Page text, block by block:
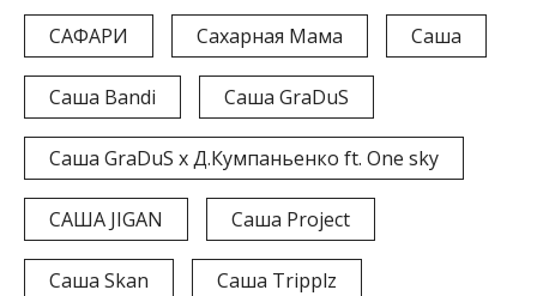
САФАРИ Сахарная Мама Саша
Саша Bandi Саша GraDuS
Саша GraDuS x Д.Кумпаньенко ft. One sky
САША JIGAN Саша Project
Саша Skan Саша Tripplz